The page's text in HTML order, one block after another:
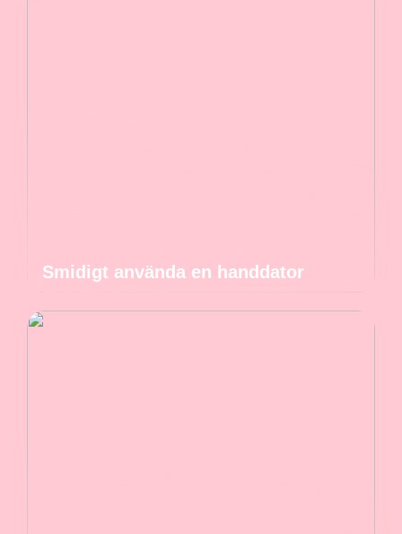
Smidigt använda en handdator